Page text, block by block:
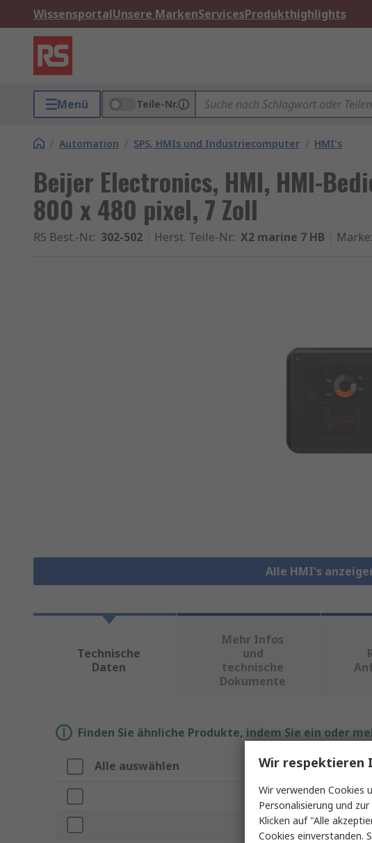
WissensportalUnsere MarkenServicesProdukthighlights
Menü Teile-Nr.
/ Automation / SPS, HMIs und Industriecomputer / HMI's
Beijer Electronics, HMI, HMI-
800 x 480 pixel, 7 Zoll
RS Best.-Nr.: 302-502 Herst. Teile-Nr.: X2 marine 7 HB Marke:
Alle HMI's
Technische
Daten
Mehr Infos
und
technische
Dokumente
Finden Sie ähnliche Produkte, indem Sie ein oder
Alle auswählen Eigenschaft
Marke
Produkt Typ
Wir respektieren
Wir verwenden Cookies
Personalisierung und
Klicken auf "Alle
Cookies einverstanden.